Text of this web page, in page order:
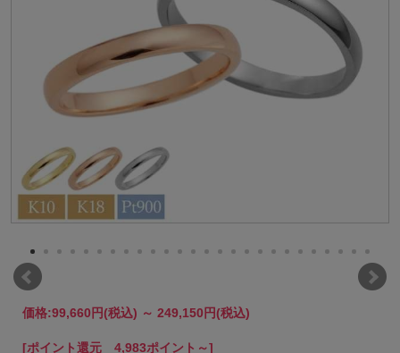
価格:99,660円(税込) ～ 249,150円(税込)
[ポイント還元 4,983ポイント～]